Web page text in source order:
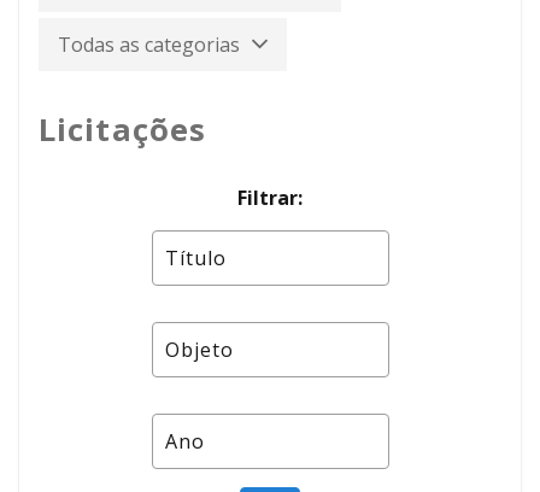
Todas as categorias
Licitações
Filtrar: